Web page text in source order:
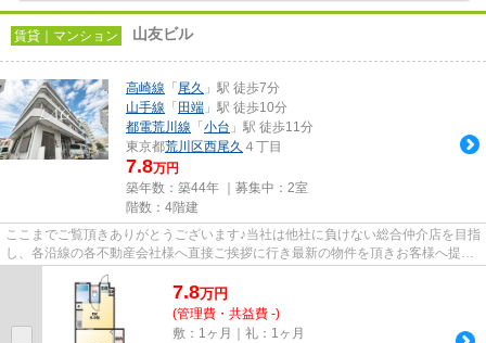
賃貸｜マンション 山友ビル
高崎線 「 尾久 」駅 徒歩7分
山手線 「 田端 」駅 徒歩10分
都電荒川線 「 小台 」駅 徒歩11分
東京都荒川区西尾久 ４丁目
7.8万円
築年数：築44年 ｜募集中： 2室
階数：4階建
ここまでご覧頂きありがとうございます♪当社は他社に負けない総合仲介店を目指
し、各沿線の各不動産会社様へ直接ご挨拶に行き最新の物件を頂きお客様へ提供
しております！最新の情報は...
7.8万円
(管理費・共益費 -)
敷：1ヶ月｜礼：1ヶ月